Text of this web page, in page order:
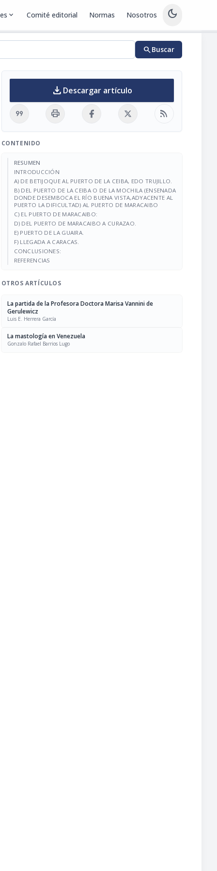
expand_more Comité editorial Normas Nosotros dark_mode
searchBuscar
download Descargar artículo
format_quote print rss_feed
CONTENIDO
RESUMEN
INTRODUCCIÓN
A) DE BETIJOQUE AL PUERTO DE LA CEIBA, EDO TRUJILLO.
B) DEL PUERTO DE LA CEIBA O DE LA MOCHILA (ENSENADA
DONDE DESEMBOCA EL RÍO BUENA VISTA,ADYACENTE AL
PUERTO LA DIFICULTAD) AL PUERTO DE MARACAIBO
C) EL PUERTO DE MARACAIBO:
D) DEL PUERTO DE MARACAIBO A CURAZAO.
E) PUERTO DE LA GUAIRA.
F) LLEGADA A CARACAS.
CONCLUSIONES:
REFERENCIAS
OTROS ARTÍCULOS
La partida de la Profesora Doctora Marisa Vannini de
Gerulewicz
Luis E. Herrera García
La mastología en Venezuela
Gonzalo Rafael Barrios Lugo